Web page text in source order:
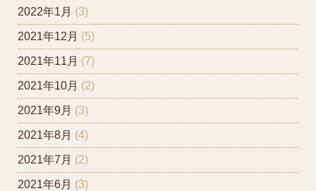
2022年1月 (3)
2021年12月 (5)
2021年11月 (7)
2021年10月 (2)
2021年9月 (3)
2021年8月 (4)
2021年7月 (2)
2021年6月 (3)